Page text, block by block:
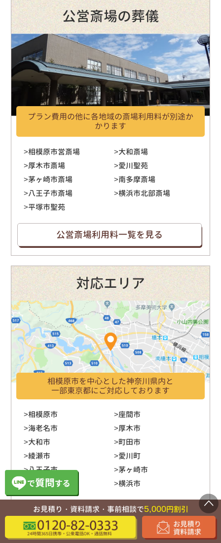
公営斎場の葬儀
プラン費用の他に各地域の斎場利用料が別途か
かります
相模原市営斎場
大和斎場
厚木市斎場
愛川聖苑
茅ヶ崎市斎場
南多摩斎場
八王子市斎場
横浜市北部斎場
平塚市聖苑
公営斎場利用料一覧を見る
対応エリア
相模原市を中心とした神奈川県内と
一部東京都にご対応しております
相模原市
座間市
海老名市
厚木市
大和市
町田市
綾瀬市
愛川町
八王子市
茅ヶ崎市
寒川町
横浜市
対応エリア一覧を見る
お見積り・資料請求・事前相談で5,000円割引